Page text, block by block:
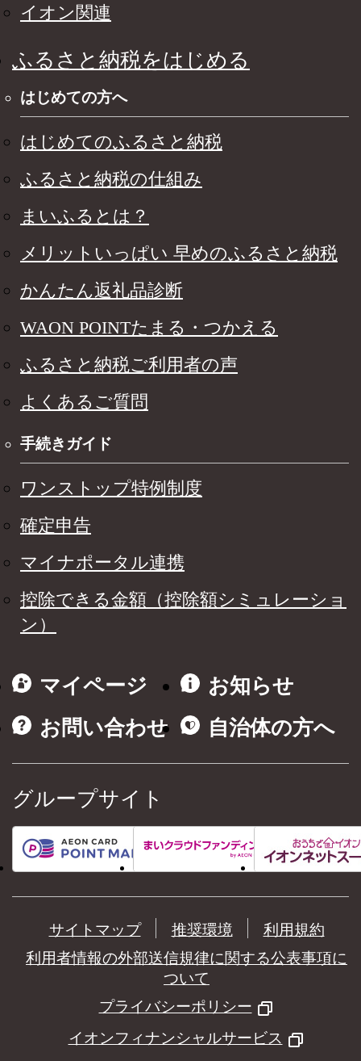
イオン関連
ふるさと納税をはじめる
はじめての方へ
はじめてのふるさと納税
ふるさと納税の仕組み
まいふるとは？
メリットいっぱい 早めのふるさと納税
かんたん返礼品診断
WAON POINTたまる・つかえる
ふるさと納税ご利用者の声
よくあるご質問
手続きガイド
ワンストップ特例制度
確定申告
マイナポータル連携
控除できる金額（控除額シミュレーショ
ン）
マイページ
お知らせ
お問い合わせ
自治体の方へ
グループサイト
サイトマップ 推奨環境
利用規約
利用者情報の外部送信規律に関する公表事項に
ついて
プライバシーポリシー
イオンフィナンシャルサービス